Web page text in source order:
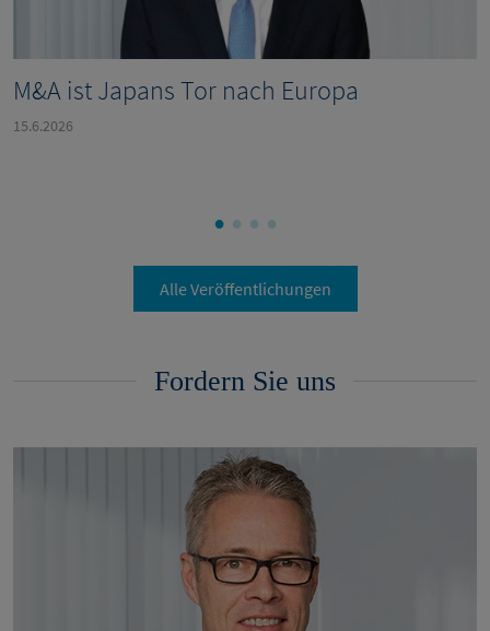
M&A ist Japans Tor nach Europa
15.6.2026
Alle Veröffentlichungen
Fordern Sie uns